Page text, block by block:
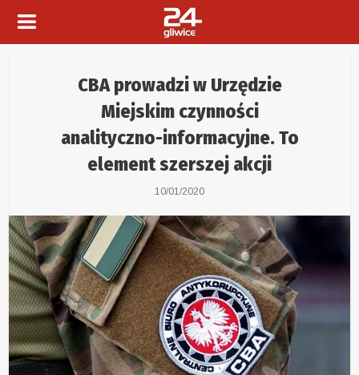
CBA prowadzi w Urzędzie
Miejskim czynności
analityczno-informacyjne. To
element szerszej akcji
10/01/2020